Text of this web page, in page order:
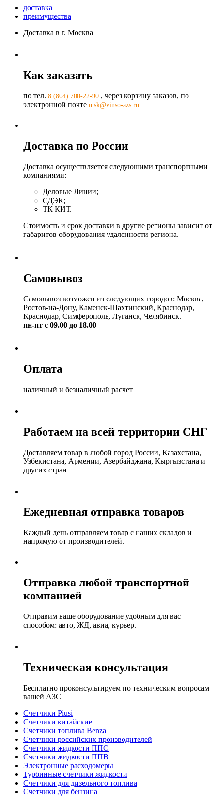
доставка
преимущества
Доставка в г. Москва
Как заказать
по тел. 8 (804) 700-22-90 , через корзину заказов, по
электронной почте msk@vinso-azs.ru
Доставка по России
Доставка осуществляется следующими транспортными
компаниями:
Деловые Линии;
СДЭК;
ТК КИТ.
Стоимость и срок доставки в другие регионы зависит от
габаритов оборудования удаленности региона.
Самовывоз
Самовывоз возможен из следующих городов: Москва,
Ростов-на-Дону, Каменск-Шахтинский, Краснодар,
Краснодар, Симферополь, Луганск, Челябинск.
пн-пт с 09.00 до 18.00
Оплата
наличный и безналичный расчет
Работаем на всей территории СНГ
Доставляем товар в любой город России, Казахстана,
Узбекистана, Армении, Азербайджана, Кыргызстана и
других стран.
Ежедневная отправка товаров
Каждый день отправляем товар с наших складов и
напрямую от производителей.
Отправка любой транспортной
компанией
Отправим ваше оборудование удобным для вас
способом: авто, ЖД, авиа, курьер.
Техническая консультация
Бесплатно проконсультируем по техническим вопросам
вашей АЗС.
Счетчики Piusi
Счетчики китайские
Счетчики топлива Benza
Счетчики российских производителей
Счетчики жидкости ППО
Счетчики жидкости ППВ
Электронные расходомеры
Турбинные счетчики жидкости
Счетчики для дизельного топлива
Счетчики для бензина